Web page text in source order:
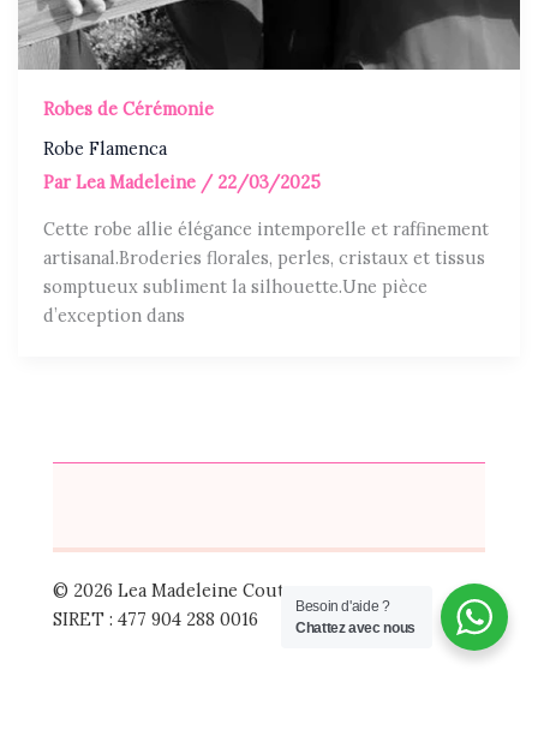
Robes de Cérémonie
Robe Flamenca
ParLea Madeleine / 22/03/2025
Cette robe allie élégance intemporelle et raffinement
artisanal.Broderies florales, perles, cristaux et tissus
somptueux subliment la silhouette.Une pièce
d’exception dans
© 2026 Lea Madeleine Couture
SIRET : 477 904 288 0016
Besoin d'aide ?
Chattez avec nous